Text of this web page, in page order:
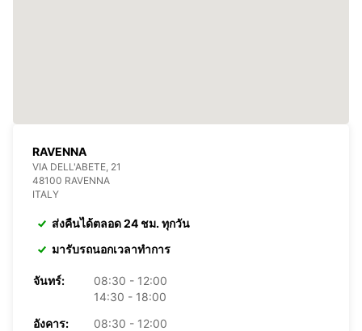
RAVENNA
VIA DELL'ABETE, 21
48100 RAVENNA
ITALY
ส่งคืนได้ตลอด 24 ชม. ทุกวัน
มารับรถนอกเวลาทำการ
จันทร์:
08:30 - 12:00
14:30 - 18:00
อังคาร:
08:30 - 12:00